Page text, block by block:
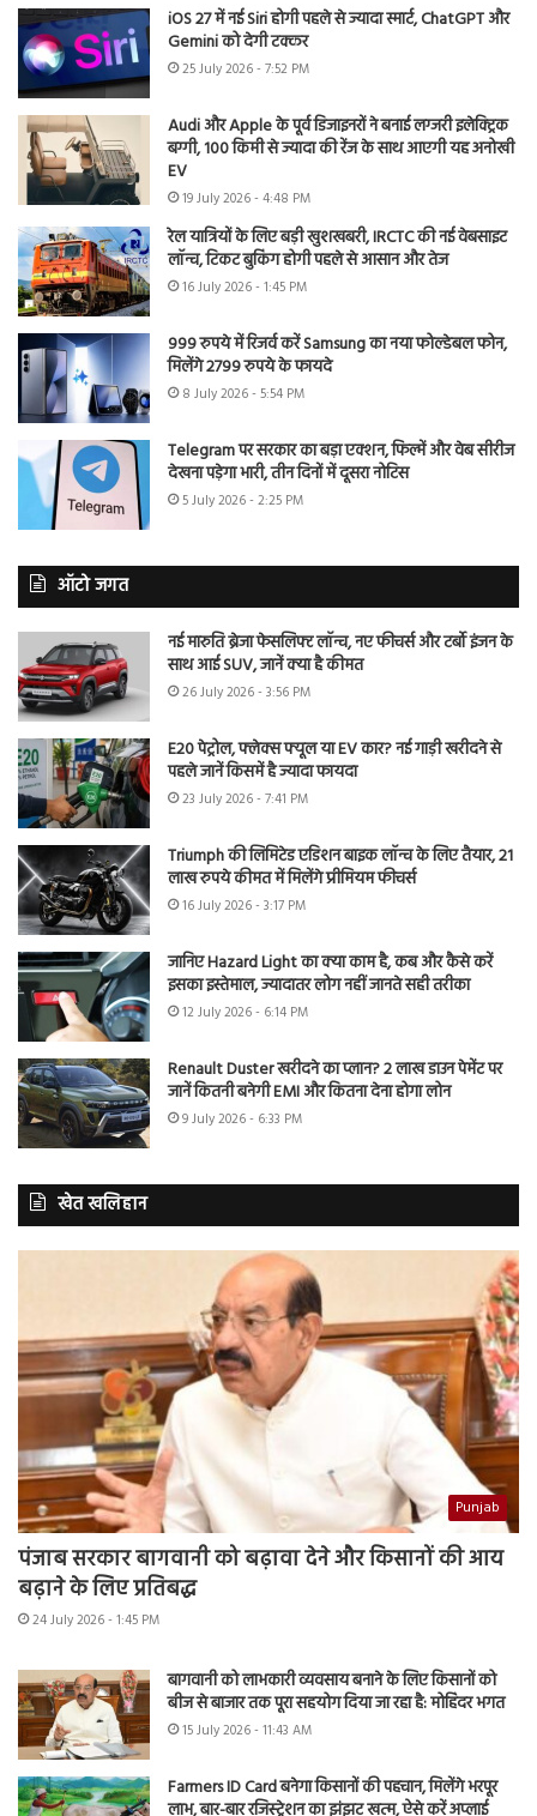
iOS 27 में नई Siri होगी पहले से ज्यादा स्मार्ट, ChatGPT और
Gemini को देगी टक्कर
25 July 2026 - 7:52 PM
Audi और Apple के पूर्व डिजाइनरों ने बनाई लग्जरी इलेक्ट्रिक
बग्गी, 100 किमी से ज्यादा की रेंज के साथ आएगी यह अनोखी
EV
19 July 2026 - 4:48 PM
रेल यात्रियों के लिए बड़ी खुशखबरी, IRCTC की नई वेबसाइट
लॉन्च, टिकट बुकिंग होगी पहले से आसान और तेज
16 July 2026 - 1:45 PM
999 रुपये में रिजर्व करें Samsung का नया फोल्डेबल फोन,
मिलेंगे 2799 रुपये के फायदे
8 July 2026 - 5:54 PM
Telegram पर सरकार का बड़ा एक्शन, फिल्में और वेब सीरीज
देखना पड़ेगा भारी, तीन दिनों में दूसरा नोटिस
5 July 2026 - 2:25 PM
ऑटो जगत
नई मारुति ब्रेजा फेसलिफ्ट लॉन्च, नए फीचर्स और टर्बो इंजन के
साथ आई SUV, जानें क्या है कीमत
26 July 2026 - 3:56 PM
E20 पेट्रोल, फ्लेक्स फ्यूल या EV कार? नई गाड़ी खरीदने से
पहले जानें किसमें है ज्यादा फायदा
23 July 2026 - 7:41 PM
Triumph की लिमिटेड एडिशन बाइक लॉन्च के लिए तैयार, 21
लाख रुपये कीमत में मिलेंगे प्रीमियम फीचर्स
16 July 2026 - 3:17 PM
जानिए Hazard Light का क्या काम है, कब और कैसे करें
इसका इस्तेमाल, ज्यादातर लोग नहीं जानते सही तरीका
12 July 2026 - 6:14 PM
Renault Duster खरीदने का प्लान? 2 लाख डाउन पेमेंट पर
जानें कितनी बनेगी EMI और कितना देना होगा लोन
9 July 2026 - 6:33 PM
खेत खलिहान
Punjab
पंजाब सरकार बागवानी को बढ़ावा देने और किसानों की आय
बढ़ाने के लिए प्रतिबद्ध
24 July 2026 - 1:45 PM
बागवानी को लाभकारी व्यवसाय बनाने के लिए किसानों को
बीज से बाजार तक पूरा सहयोग दिया जा रहा है: मोहिंदर भगत
15 July 2026 - 11:43 AM
Farmers ID Card बनेगा किसानों की पहचान, मिलेंगे भरपूर
लाभ, बार-बार रजिस्ट्रेशन का झंझट खत्म, ऐसे करें अप्लाई